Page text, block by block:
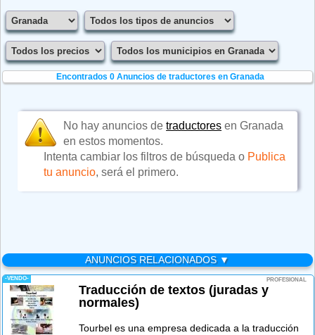
Encontrados 0Anuncios de traductores en Granada
No hay anuncios detraductores en Granada
en estos momentos.
Intenta cambiar los filtros de búsqueda o Publica
tu anuncio, será el primero.
ANUNCIOS RELACIONADOS ▼
-VENDO- PROFESIONAL
Traducción de textos (juradas y
normales)
Tourbel es una empresa dedicada a la traducción